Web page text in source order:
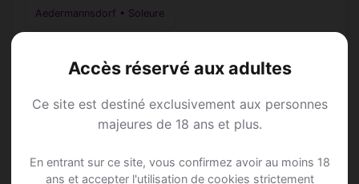
Accès réservé aux adultes
Ce site est destiné exclusivement aux personnes
majeures de 18 ans et plus.
En entrant sur ce site, vous confirmez avoir au moins 18
ans et accepter l'utilisation de cookies strictement
Aedermannsdorf • Soleure
Annonce Rencontre à
Aedermannsdorf